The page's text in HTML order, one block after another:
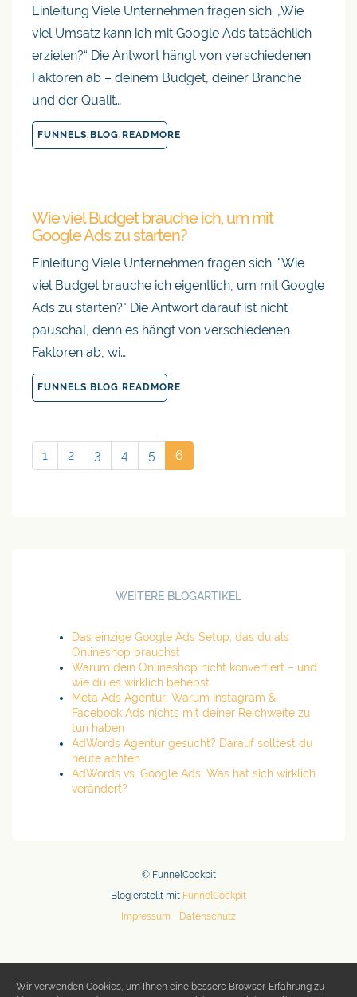
Einleitung Viele Unternehmen fragen sich: „Wie
viel Umsatz kann ich mit Google Ads tatsächlich
erzielen?“ Die Antwort hängt von verschiedenen
Faktoren ab – deinem Budget, deiner Branche
und der Qualit…
FUNNELS.BLOG.READMORE
Wie viel Budget brauche ich, um mit
Google Ads zu starten?
Einleitung Viele Unternehmen fragen sich: "Wie
viel Budget brauche ich eigentlich, um mit Google
Ads zu starten?" Die Antwort darauf ist nicht
pauschal, denn es hängt von verschiedenen
Faktoren ab, wi…
FUNNELS.BLOG.READMORE
1 2 3 4 5 6
WEITERE BLOGARTIKEL
Das einzige Google Ads Setup, das du als
Onlineshop brauchst
Warum dein Onlineshop nicht konvertiert – und
wie du es wirklich behebst
Meta Ads Agentur: Warum Instagram &
Facebook Ads nichts mit deiner Reichweite zu
tun haben
AdWords Agentur gesucht? Darauf solltest du
heute achten
AdWords vs. Google Ads: Was hat sich wirklich
verändert?
© FunnelCockpit
Blog erstellt mit FunnelCockpit
Impressum
Datenschutz
Wir verwenden Cookies, um Ihnen eine bessere Browser-Erfahrung zu